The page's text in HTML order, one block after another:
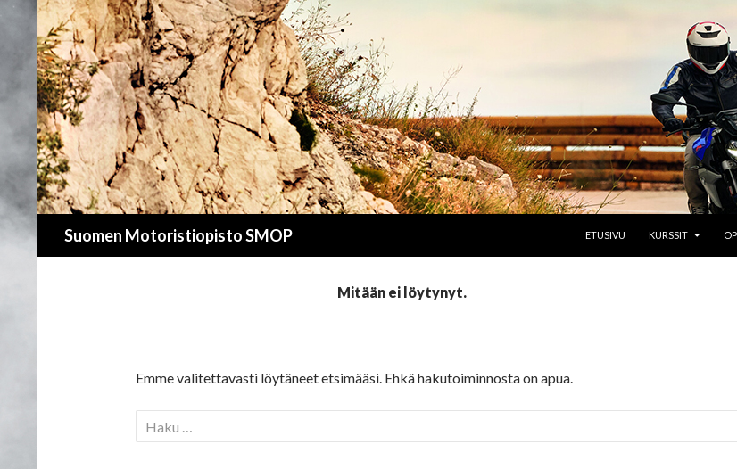
Suomen Motoristiopisto SMOP
ETUSIVU
KURSSIT
Mitään ei löytynyt.
Emme valitettavasti löytäneet etsimääsi. Ehkä hakutoiminnosta on apua.